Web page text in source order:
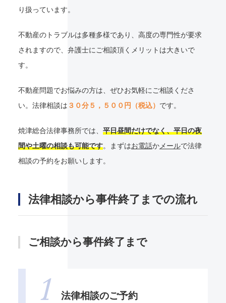
り扱っています。
不動産のトラブルは多種多様であり、高度の専門性が要求
されますので、弁護士にご相談頂くメリットは大きいで
す。
不動産問題でお悩みの方は、ぜひお気軽にご相談くださ
い。法律相談は ３０分５，５００円（税込） です。
焼津総合法律事務所では、 平日昼間だけでなく、平日の夜
間や土曜の相談も可能です。まずはお電話かメールで法律
相談の予約をお願いします。
法律相談から事件終了までの流れ
ご相談から事件終了まで
法律相談のご予約